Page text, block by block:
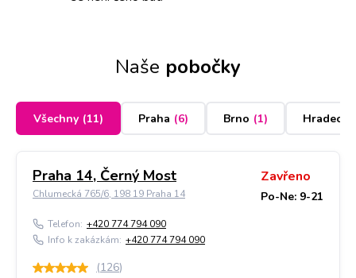
Naše pobočky
Všechny (11) Praha (6) Brno (1) Hradec
Praha 14, Černý Most
Chlumecká 765/6, 198 19 Praha 14
Zavřeno
Po-Ne: 9-21
Telefon: +420 774 794 090
Info k zakázkám: +420 774 794 090
(126)